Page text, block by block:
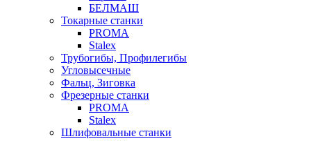
БЕЛМАШ
Токарные станки
PROMA
Stalex
Трубогибы, Профилегибы
Угловысечные
Фальц, Зиговка
Фрезерные станки
PROMA
Stalex
Шлифовальные станки